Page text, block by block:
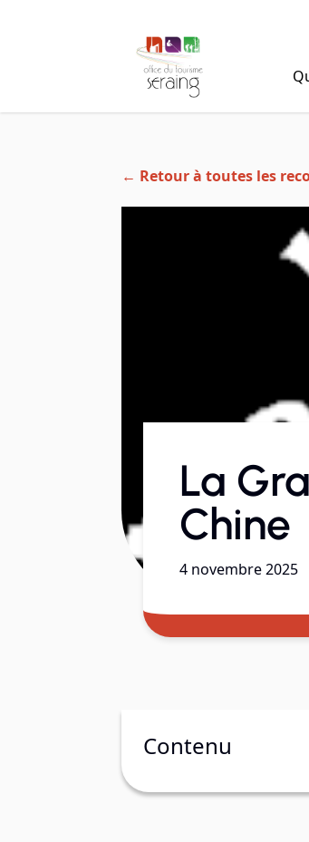
← Retour à toutes les
La
Chine
4 novembre 2025
Contenu